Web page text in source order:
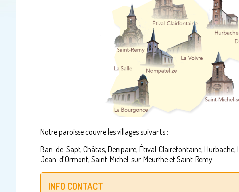
Notre paroisse couvre les villages suivants :
Ban-de-Sapt, Châtas, Denipaire, Étival-Clairefontaine, Hurbache,
Jean-d’Ormont, Saint-Michel-sur-Meurthe et Saint-Remy
INFO CONTACT